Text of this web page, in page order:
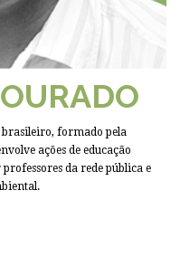
brasileiro, formado pela
ações de educação
da rede pública e